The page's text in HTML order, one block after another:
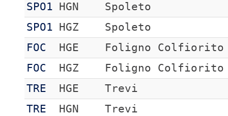
SPO1
HGN
Spoleto
SPO1
HGZ
Spoleto
FOC
HGE
Foligno Colfiorito
FOC
HGZ
Foligno Colfiorito
TRE
HGE
Trevi
TRE
HGN
Trevi